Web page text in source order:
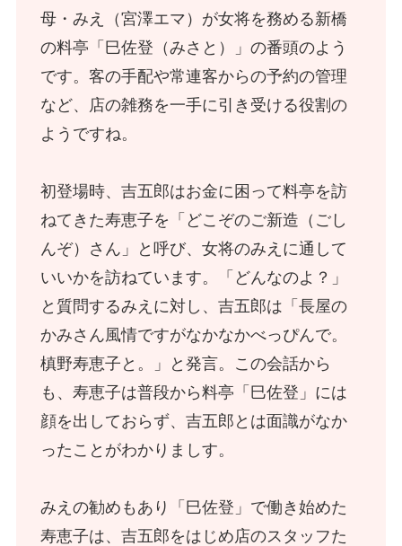
母・みえ（宮澤エマ）が女将を務める新橋
の料亭「巳佐登（みさと）」の番頭のよう
です。客の手配や常連客からの予約の管理
など、店の雑務を一手に引き受ける役割の
ようですね。
初登場時、吉五郎はお金に困って料亭を訪
ねてきた寿恵子を「どこぞのご新造（ごし
んぞ）さん」と呼び、女将のみえに通して
いいかを訪ねています。「どんなのよ？」
と質問するみえに対し、吉五郎は「長屋の
かみさん風情ですがなかなかべっぴんで。
槙野寿恵子と。」と発言。この会話から
も、寿恵子は普段から料亭「巳佐登」には
顔を出しておらず、吉五郎とは面識がなか
ったことがわかりましす。
みえの勧めもあり「巳佐登」で働き始めた
寿恵子は、吉五郎をはじめ店のスタッフた